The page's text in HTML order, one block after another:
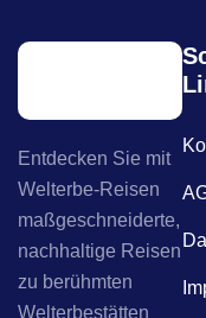
Entdecken Sie mit
Welterbe-Reisen
maßgeschneiderte,
nachhaltige Reisen
zu berühmten
Welterbestätten